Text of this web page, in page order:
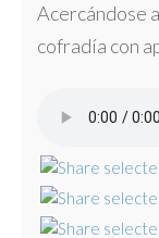
Acercándose
cofradía con